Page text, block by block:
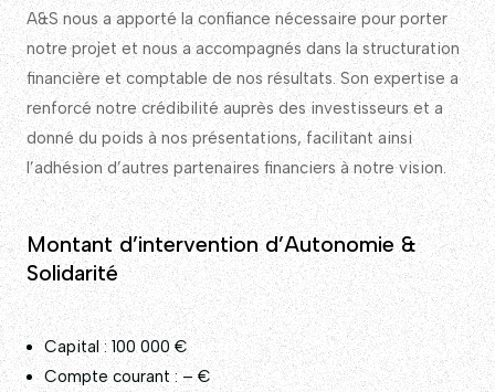
A&S nous a apporté la confiance nécessaire pour porter
notre projet et nous a accompagnés dans la structuration
financière et comptable de nos résultats. Son expertise a
renforcé notre crédibilité auprès des investisseurs et a
donné du poids à nos présentations, facilitant ainsi
l’adhésion d’autres partenaires financiers à notre vision.
Montant d’intervention d’Autonomie &
Solidarité
Capital : 100 000 €
Compte courant : – €